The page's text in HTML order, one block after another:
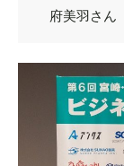
府美羽さん